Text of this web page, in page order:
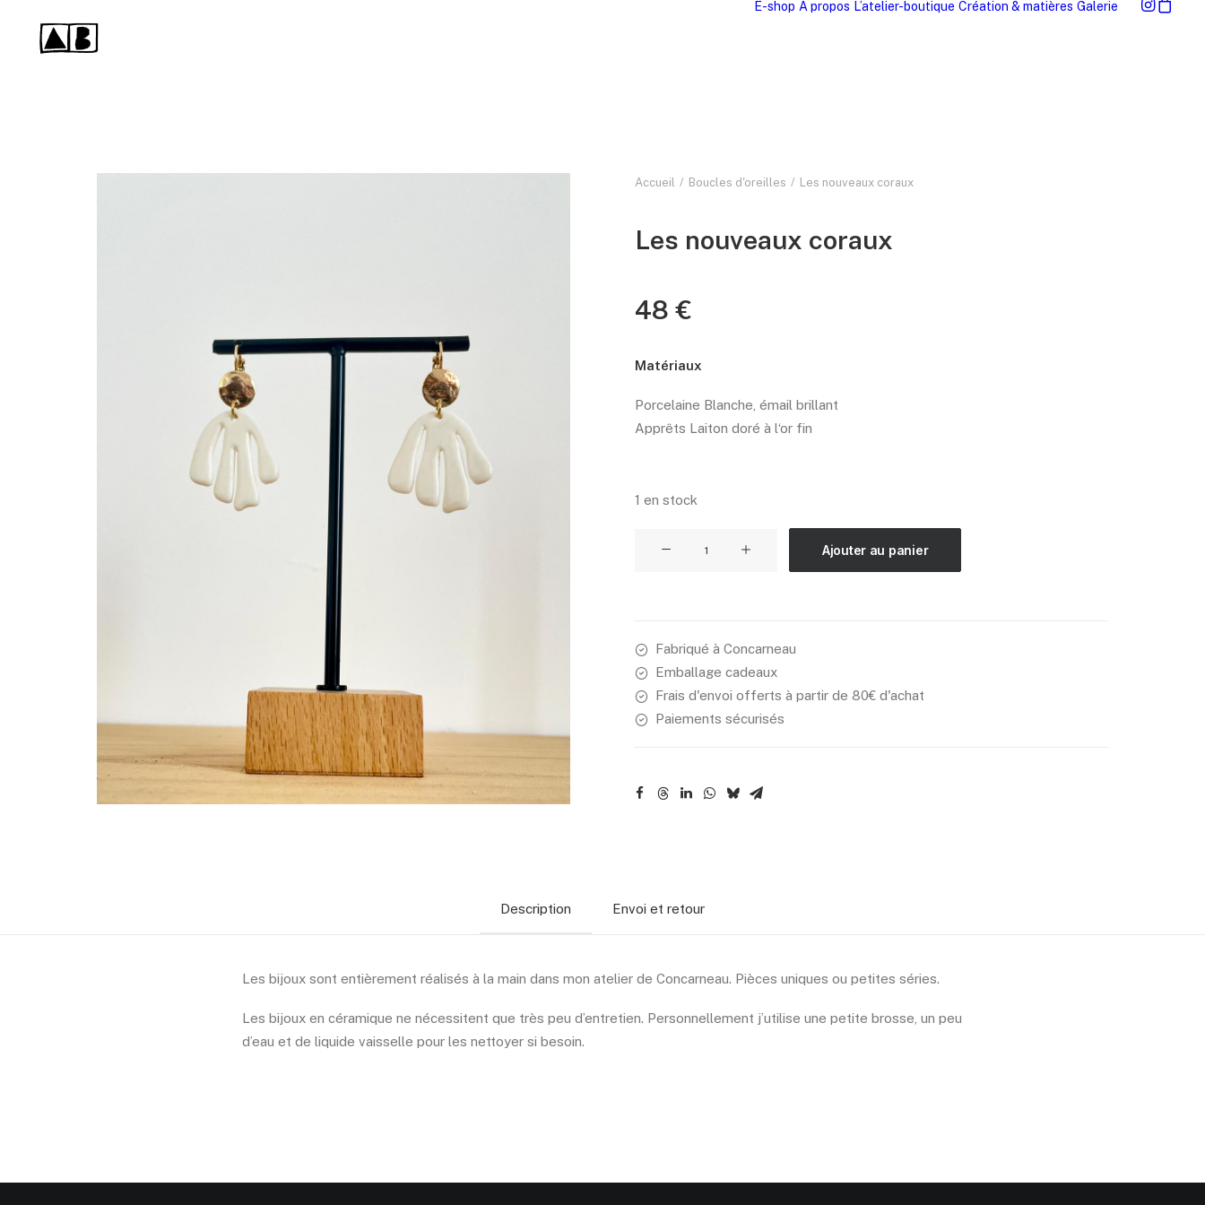
E-shop À propos L’atelier-boutique Création & matières Galerie
Accueil Boucles d'oreilles Les nouveaux coraux
Les nouveaux coraux
48 €
Matériaux
Porcelaine Blanche, émail brillant
Apprêts Laiton doré à l‘or fin
1 en stock
Ajouter au panier
Fabriqué à Concarneau
Emballage cadeaux
Frais d'envoi offerts à partir de 80€ d'achat
Paiements sécurisés
Description Envoi et retour
Les bijoux sont entièrement réalisés à la main dans mon atelier de Concarneau. Pièces uniques ou petites séries.
Les bijoux en céramique ne nécessitent que très peu d’entretien. Personnellement j’utilise une petite brosse, un peu
d’eau et de liquide vaisselle pour les nettoyer si besoin.